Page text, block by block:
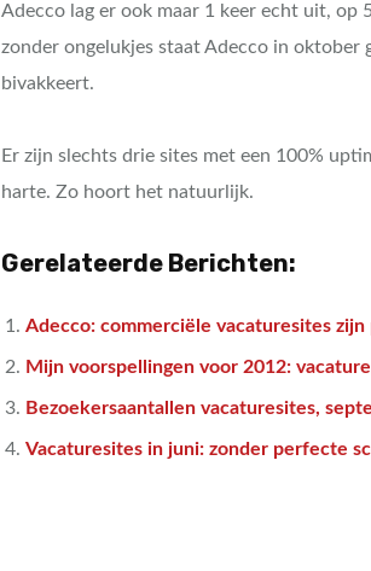
Adecco lag er ook maar 1 keer echt uit, op
zonder ongelukjes staat Adecco in
bivakkeert.
Er zijn slechts drie sites met een 100%
harte. Zo hoort het natuurlijk.
Gerelateerde Berichten:
Adecco: commerciële vacaturesites zijn
Mijn voorspellingen voor 2012:
Bezoekersaantallen vacaturesites,
Vacaturesites in juni: zonder perfecte